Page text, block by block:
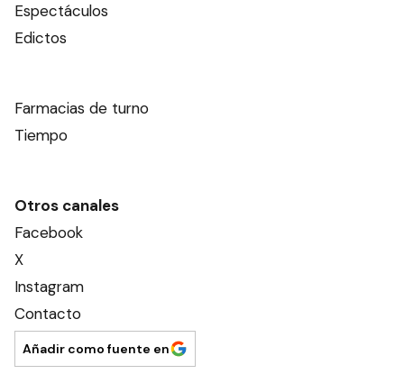
Espectáculos
Edictos
Farmacias de turno
Tiempo
Otros canales
Facebook
X
Instagram
Contacto
Añadir como fuente en